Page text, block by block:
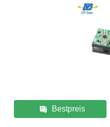
Bestpreis